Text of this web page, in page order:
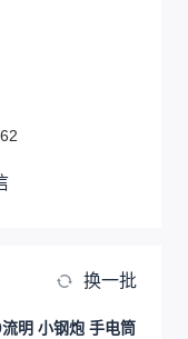
62
换一批
明 小钢炮 手电筒